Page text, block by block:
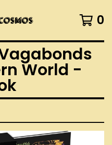
0
Vagabonds
World -